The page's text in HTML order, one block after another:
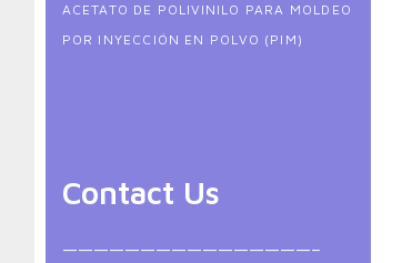
ACETATO DE POLIVINILO PARA MOLDEO
POR INYECCIÓN EN POLVO (PIM)
Contact Us
————————————————–